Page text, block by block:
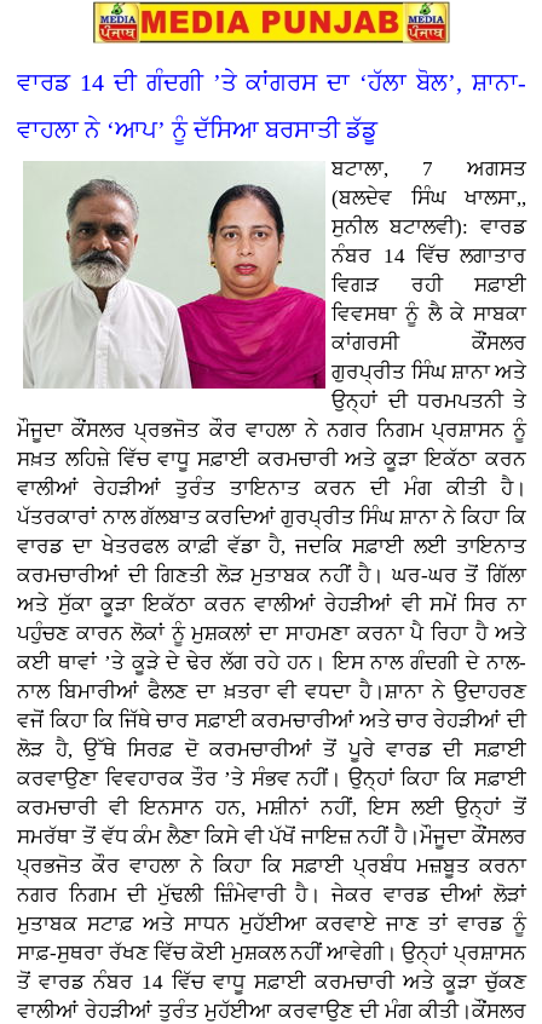
ਵਾਰਡ 14 ਦੀ ਗੰਦਗੀ ’ਤੇ ਕਾਂਗਰਸ ਦਾ ‘ਹੱਲਾ ਬੋਲ’, ਸ਼ਾਨਾ-
ਵਾਹਲਾ ਨੇ ‘ਆਪ’ ਨੂੰ ਦੱਸਿਆ ਬਰਸਾਤੀ ਡੱਡੂ
ਬਟਾਲਾ, 7 ਅਗਸਤ
(ਬਲਦੇਵ ਸਿੰਘ ਖਾਲਸਾ,,
ਸੁਨੀਲ ਬਟਾਲਵੀ): ਵਾਰਡ
ਨੰਬਰ 14 ਵਿੱਚ ਲਗਾਤਾਰ
ਵਿਗੜ ਰਹੀ ਸਫ਼ਾਈ
ਵਿਵਸਥਾ ਨੂੰ ਲੈ ਕੇ ਸਾਬਕਾ
ਕਾਂਗਰਸੀ ਕੌਂਸਲਰ
ਗੁਰਪ੍ਰੀਤ ਸਿੰਘ ਸ਼ਾਨਾ ਅਤੇ
ਉਨ੍ਹਾਂ ਦੀ ਧਰਮਪਤਨੀ ਤੇ
ਮੌਜੂਦਾ ਕੌਂਸਲਰ ਪ੍ਰਭਜੋਤ ਕੌਰ ਵਾਹਲਾ ਨੇ ਨਗਰ ਨਿਗਮ ਪ੍ਰਸ਼ਾਸਨ ਨੂੰ
ਸਖ਼ਤ ਲਹਿਜ਼ੇ ਵਿੱਚ ਵਾਧੂ ਸਫ਼ਾਈ ਕਰਮਚਾਰੀ ਅਤੇ ਕੂੜਾ ਇਕੱਠਾ ਕਰਨ
ਵਾਲੀਆਂ ਰੇਹੜੀਆਂ ਤੁਰੰਤ ਤਾਇਨਾਤ ਕਰਨ ਦੀ ਮੰਗ ਕੀਤੀ ਹੈ।
ਪੱਤਰਕਾਰਾਂ ਨਾਲ ਗੱਲਬਾਤ ਕਰਦਿਆਂ ਗੁਰਪ੍ਰੀਤ ਸਿੰਘ ਸ਼ਾਨਾ ਨੇ ਕਿਹਾ ਕਿ
ਵਾਰਡ ਦਾ ਖੇਤਰਫਲ ਕਾਫ਼ੀ ਵੱਡਾ ਹੈ, ਜਦਕਿ ਸਫ਼ਾਈ ਲਈ ਤਾਇਨਾਤ
ਕਰਮਚਾਰੀਆਂ ਦੀ ਗਿਣਤੀ ਲੋੜ ਮੁਤਾਬਕ ਨਹੀਂ ਹੈ। ਘਰ-ਘਰ ਤੋਂ ਗਿੱਲਾ
ਅਤੇ ਸੁੱਕਾ ਕੂੜਾ ਇਕੱਠਾ ਕਰਨ ਵਾਲੀਆਂ ਰੇਹੜੀਆਂ ਵੀ ਸਮੇਂ ਸਿਰ ਨਾ
ਪਹੁੰਚਣ ਕਾਰਨ ਲੋਕਾਂ ਨੂੰ ਮੁਸ਼ਕਲਾਂ ਦਾ ਸਾਹਮਣਾ ਕਰਨਾ ਪੈ ਰਿਹਾ ਹੈ ਅਤੇ
ਕਈ ਥਾਵਾਂ ’ਤੇ ਕੂੜੇ ਦੇ ਢੇਰ ਲੱਗ ਰਹੇ ਹਨ। ਇਸ ਨਾਲ ਗੰਦਗੀ ਦੇ ਨਾਲ-
ਨਾਲ ਬਿਮਾਰੀਆਂ ਫੈਲਣ ਦਾ ਖ਼ਤਰਾ ਵੀ ਵਧਦਾ ਹੈ।ਸ਼ਾਨਾ ਨੇ ਉਦਾਹਰਣ
ਵਜੋਂ ਕਿਹਾ ਕਿ ਜਿੱਥੇ ਚਾਰ ਸਫ਼ਾਈ ਕਰਮਚਾਰੀਆਂ ਅਤੇ ਚਾਰ ਰੇਹੜੀਆਂ ਦੀ
ਲੋੜ ਹੈ, ਉੱਥੇ ਸਿਰਫ਼ ਦੋ ਕਰਮਚਾਰੀਆਂ ਤੋਂ ਪੂਰੇ ਵਾਰਡ ਦੀ ਸਫ਼ਾਈ
ਕਰਵਾਉਣਾ ਵਿਵਹਾਰਕ ਤੌਰ ’ਤੇ ਸੰਭਵ ਨਹੀਂ। ਉਨ੍ਹਾਂ ਕਿਹਾ ਕਿ ਸਫ਼ਾਈ
ਕਰਮਚਾਰੀ ਵੀ ਇਨਸਾਨ ਹਨ, ਮਸ਼ੀਨਾਂ ਨਹੀਂ, ਇਸ ਲਈ ਉਨ੍ਹਾਂ ਤੋਂ
ਸਮਰੱਥਾ ਤੋਂ ਵੱਧ ਕੰਮ ਲੈਣਾ ਕਿਸੇ ਵੀ ਪੱਖੋਂ ਜਾਇਜ਼ ਨਹੀਂ ਹੈ।ਮੌਜੂਦਾ ਕੌਂਸਲਰ
ਪ੍ਰਭਜੋਤ ਕੌਰ ਵਾਹਲਾ ਨੇ ਕਿਹਾ ਕਿ ਸਫ਼ਾਈ ਪ੍ਰਬੰਧ ਮਜ਼ਬੂਤ ਕਰਨਾ
ਨਗਰ ਨਿਗਮ ਦੀ ਮੁੱਢਲੀ ਜ਼ਿੰਮੇਵਾਰੀ ਹੈ। ਜੇਕਰ ਵਾਰਡ ਦੀਆਂ ਲੋੜਾਂ
ਮੁਤਾਬਕ ਸਟਾਫ਼ ਅਤੇ ਸਾਧਨ ਮੁਹੱਈਆ ਕਰਵਾਏ ਜਾਣ ਤਾਂ ਵਾਰਡ ਨੂੰ
ਸਾਫ਼-ਸੁਥਰਾ ਰੱਖਣ ਵਿੱਚ ਕੋਈ ਮੁਸ਼ਕਲ ਨਹੀਂ ਆਵੇਗੀ। ਉਨ੍ਹਾਂ ਪ੍ਰਸ਼ਾਸਨ
ਤੋਂ ਵਾਰਡ ਨੰਬਰ 14 ਵਿੱਚ ਵਾਧੂ ਸਫ਼ਾਈ ਕਰਮਚਾਰੀ ਅਤੇ ਕੂੜਾ ਚੁੱਕਣ
ਵਾਲੀਆਂ ਰੇਹੜੀਆਂ ਤੁਰੰਤ ਮੁਹੱਈਆ ਕਰਵਾਉਣ ਦੀ ਮੰਗ ਕੀਤੀ।ਕੌਂਸਲਰ